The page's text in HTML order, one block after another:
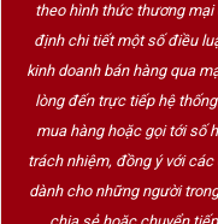
Decanter
Nên
Kết hợp
món ăn
Bò
theo hình thức thương
định chi tiết một số điều
kinh doanh bán hàng qua
lòng đến trực tiếp hệ
mua hàng hoặc gọi tới số
trách nhiệm, đồng ý với
dành cho những người